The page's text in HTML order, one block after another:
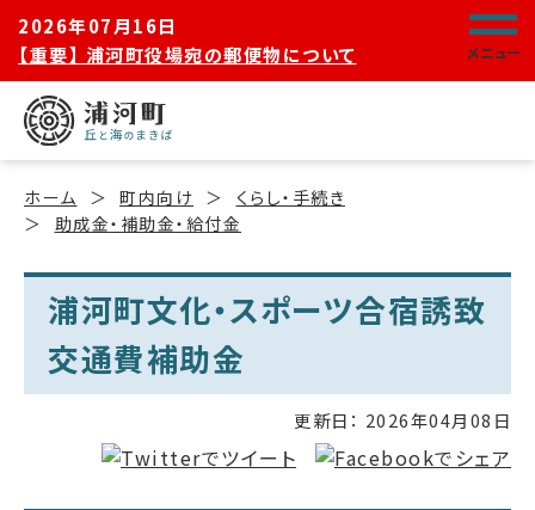
2026年07月16日
【重要】 浦河町役場宛の郵便物について
メニュー
ホーム 町内向け
くらし・手続き
助成金・補助金・給付金
浦河町文化・スポーツ合宿誘致
交通費補助金
更新日： 2026年04月08日